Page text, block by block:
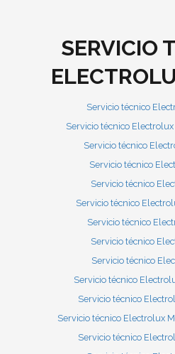
SERVICIO
Servicio técnico
Servicio técnico
Servicio técnico
Servicio técnico
Servicio técnico
Servicio técnico
Servicio técnico
Servicio técnico
Servicio técnico
Servicio técnico
Servicio técnico
Servicio técnico Electrolux
Servicio técnico